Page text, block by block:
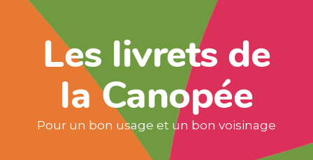
Les livrets de
la Canopée
Pour un bon usage et un bon voisinage